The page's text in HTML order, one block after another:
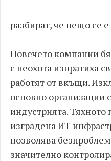
разбират, че нещо се
Повечето компании
с неохота изпратиха
работят от вкъщи.
основно организации
индустрията.
изградена ИТ
позволява
значително